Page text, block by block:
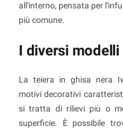
all'interno, pensata per
più comune.
I diversi
La teiera in ghisa nera
motivi decorativi
si tratta di rilievi più o
superficie. È possibile